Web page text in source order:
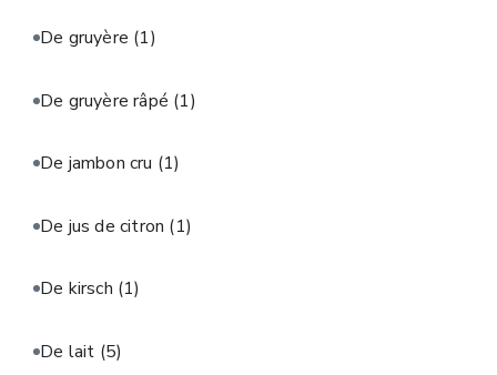
De gruyère (1)
De gruyère râpé (1)
De jambon cru (1)
De jus de citron (1)
De kirsch (1)
De lait (5)